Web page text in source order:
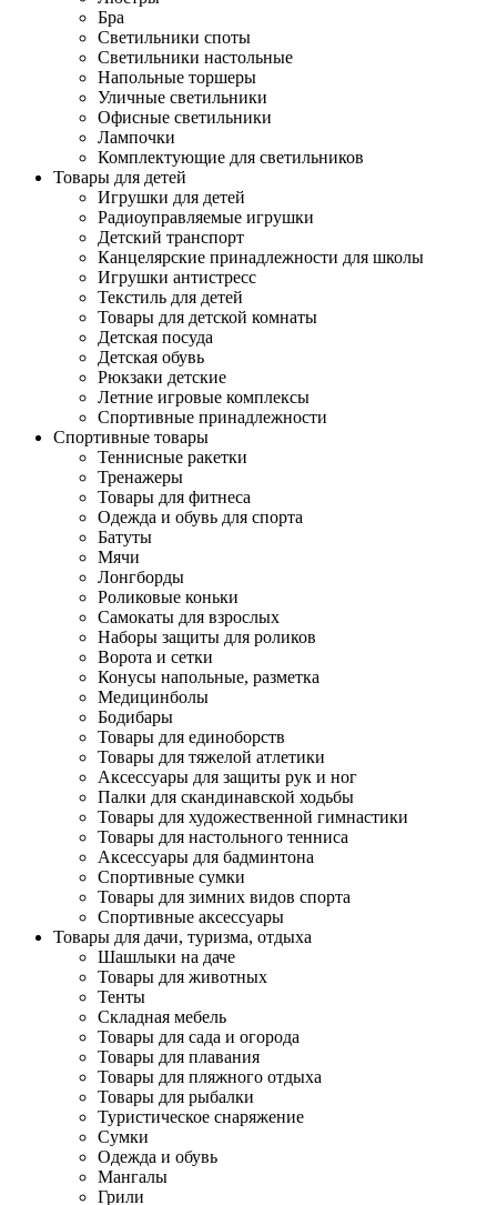
Бра
Светильники споты
Светильники настольные
Напольные торшеры
Уличные светильники
Офисные светильники
Лампочки
Комплектующие для светильников
Товары для детей
Игрушки для детей
Радиоуправляемые игрушки
Детский транспорт
Канцелярские принадлежности для школы
Игрушки антистресс
Текстиль для детей
Товары для детской комнаты
Детская посуда
Детская обувь
Рюкзаки детские
Летние игровые комплексы
Спортивные принадлежности
Спортивные товары
Теннисные ракетки
Тренажеры
Товары для фитнеса
Одежда и обувь для спорта
Батуты
Мячи
Лонгборды
Роликовые коньки
Самокаты для взрослых
Наборы защиты для роликов
Ворота и сетки
Конусы напольные, разметка
Медицинболы
Бодибары
Товары для единоборств
Товары для тяжелой атлетики
Аксессуары для защиты рук и ног
Палки для скандинавской ходьбы
Товары для художественной гимнастики
Товары для настольного тенниса
Аксессуары для бадминтона
Спортивные сумки
Товары для зимних видов спорта
Спортивные аксессуары
Товары для дачи, туризма, отдыха
Шашлыки на даче
Товары для животных
Тенты
Складная мебель
Товары для сада и огорода
Товары для плавания
Товары для пляжного отдыха
Товары для рыбалки
Туристическое снаряжение
Сумки
Одежда и обувь
Мангалы
Грили